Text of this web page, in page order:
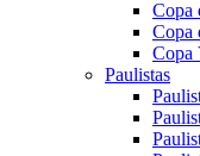
Copa
Copa
Copa
Paulistas